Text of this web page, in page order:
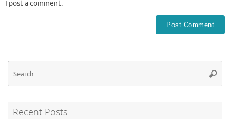
I post a comment.
Recent Posts